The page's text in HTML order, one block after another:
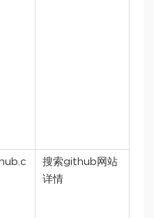
搜索github网站
详情